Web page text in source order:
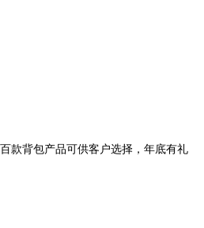
款背包产品可供客户选择，年底有礼